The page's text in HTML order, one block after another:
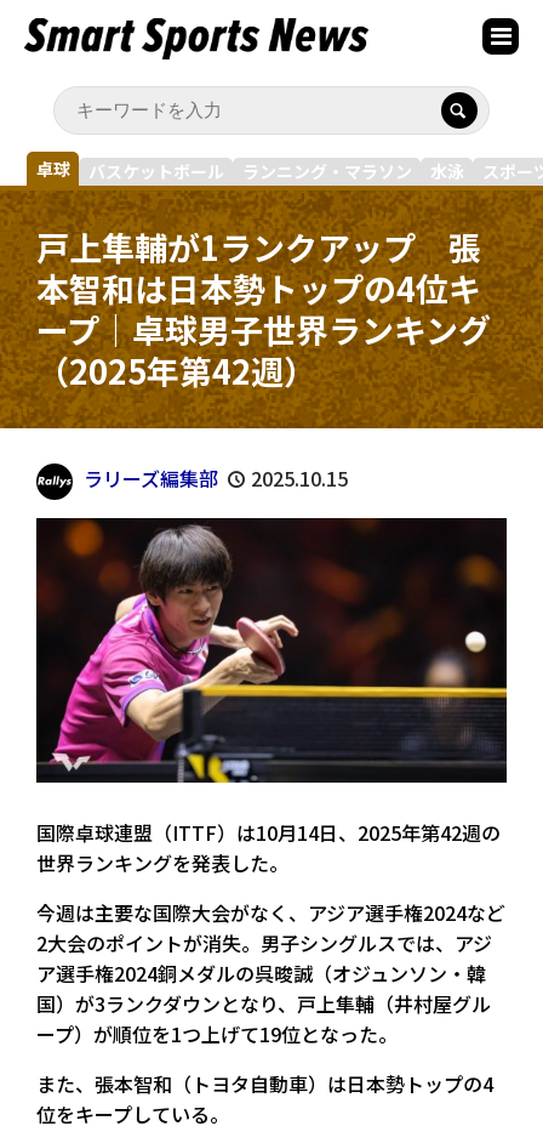
卓球 バスケットボール ランニング・マラソン 水泳 スポー
戸上隼輔が1ランクアップ 張
本智和は日本勢トップの4位キ
ープ｜卓球男子世界ランキング
（2025年第42週）
ラリーズ編集部 2025.10.15
国際卓球連盟（ITTF）は10月14日、2025年第42週の
世界ランキングを発表した。
今週は主要な国際大会がなく、アジア選手権2024など
2大会のポイントが消失。男子シングルスでは、アジ
ア選手権2024銅メダルの呉晙誠（オジュンソン・韓
国）が3ランクダウンとなり、戸上隼輔（井村屋グル
ープ）が順位を1つ上げて19位となった。
また、張本智和（トヨタ自動車）は日本勢トップの4
位をキープしている。